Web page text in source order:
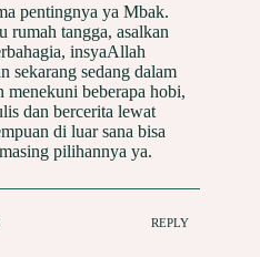
pentingnya ya Mbak.
rumah tangga, asalkan
insyaAllah
sekarang sedang dalam
menekuni beberapa hobi,
dan bercerita lewat
di luar sana bisa
pilihannya ya.
REPLY